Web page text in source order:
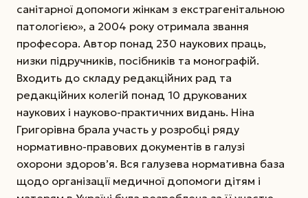
санітарної допомоги жінкам з екстрагенітальною
патологією», а 2004 року отримала звання
професора. Автор понад 230 наукових праць,
низки підручників, посібників та монографій.
Входить до складу редакційних рад та
редакційних колегій понад 10 друкованих
наукових і науково-практичних видань. Ніна
Григорівна брала участь у розробці ряду
нормативно-правових документів в галузі
охорони здоров’я. Вся галузева нормативна база
щодо організації медичної допомоги дітям і